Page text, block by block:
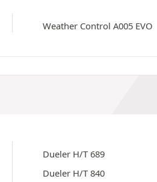
Weather Control A005 EVO
Dueler H/T 689
Dueler H/T 840